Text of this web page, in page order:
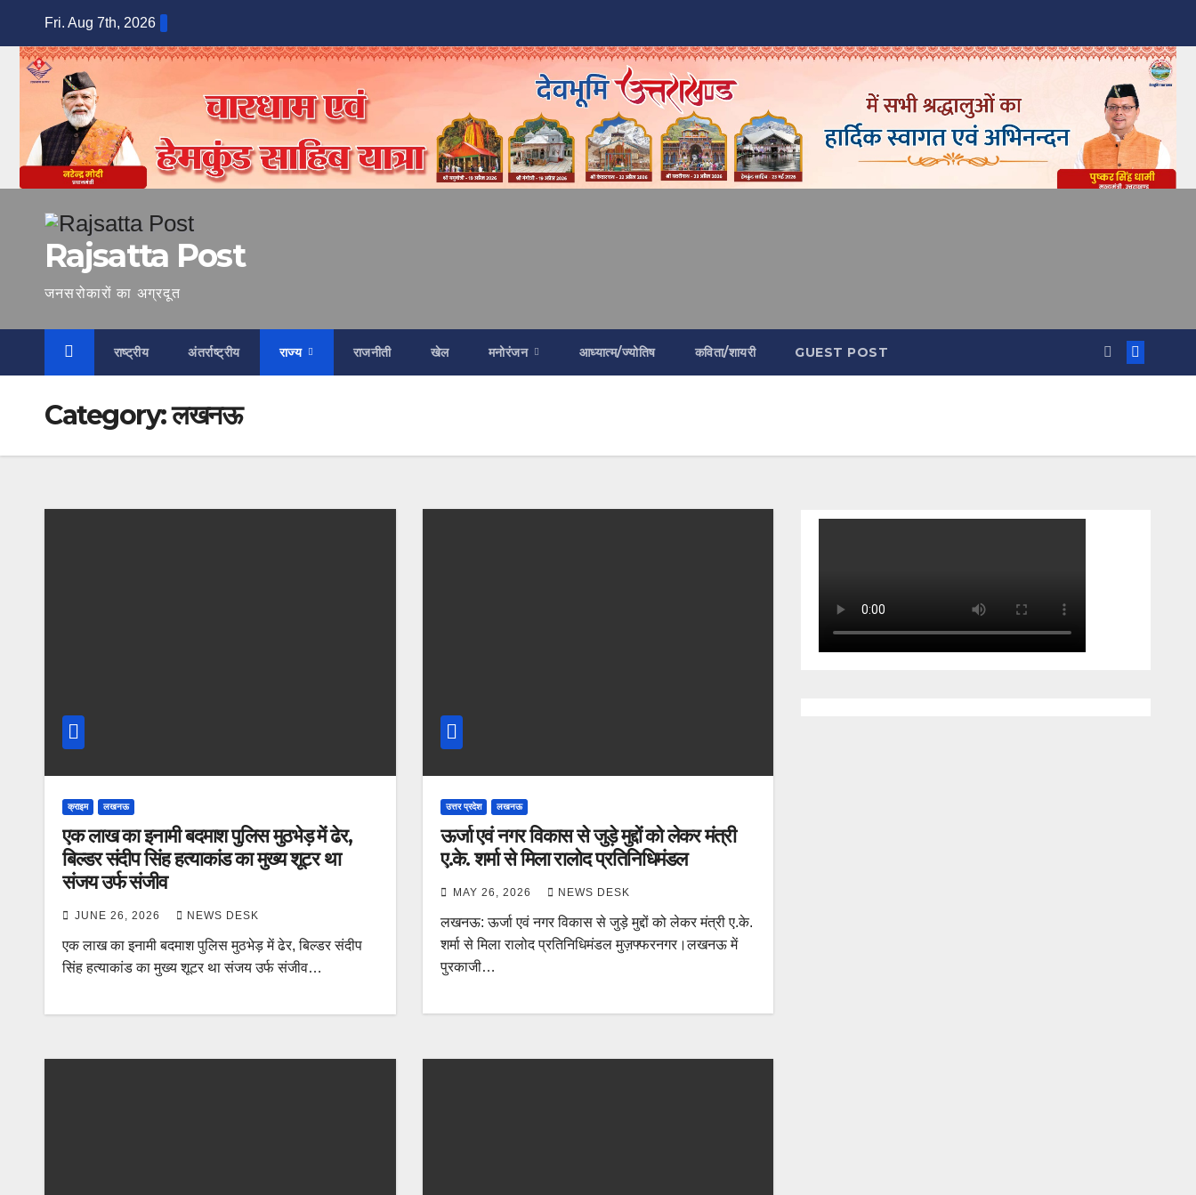
content
Fri. Aug 7th, 2026
Rajsatta Post
जनसरोकारों का अग्रदूत
राष्ट्रीय अंतर्राष्ट्रीय राज्य राजनीती खेल मनोरंजन आध्यात्म/ज्योतिष कविता/शायरी GUEST POST
Category:लखनऊ
क्राइम लखनऊ
एक लाख का इनामी बदमाश पुलिस मुठभेड़ में ढेर,
बिल्डर संदीप सिंह हत्याकांड का मुख्य शूटर था
संजय उर्फ संजीव
JUNE 26, 2026 NEWS DESK
एक लाख का इनामी बदमाश पुलिस मुठभेड़ में ढेर, बिल्डर संदीप
सिंह हत्याकांड का मुख्य शूटर था संजय उर्फ संजीव…
उत्तर प्रदेश लखनऊ
ऊर्जा एवं नगर विकास से जुड़े मुद्दों को लेकर मंत्री
ए.के. शर्मा से मिला रालोद प्रतिनिधिमंडल
MAY 26, 2026 NEWS DESK
लखनऊ: ऊर्जा एवं नगर विकास से जुड़े मुद्दों को लेकर मंत्री ए.के.
शर्मा से मिला रालोद प्रतिनिधिमंडल मुज़फ्फरनगर।लखनऊ में
पुरकाजी…